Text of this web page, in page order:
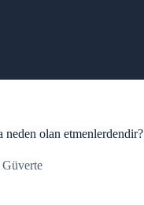
neden olan etmenlerdendir?
Güverte